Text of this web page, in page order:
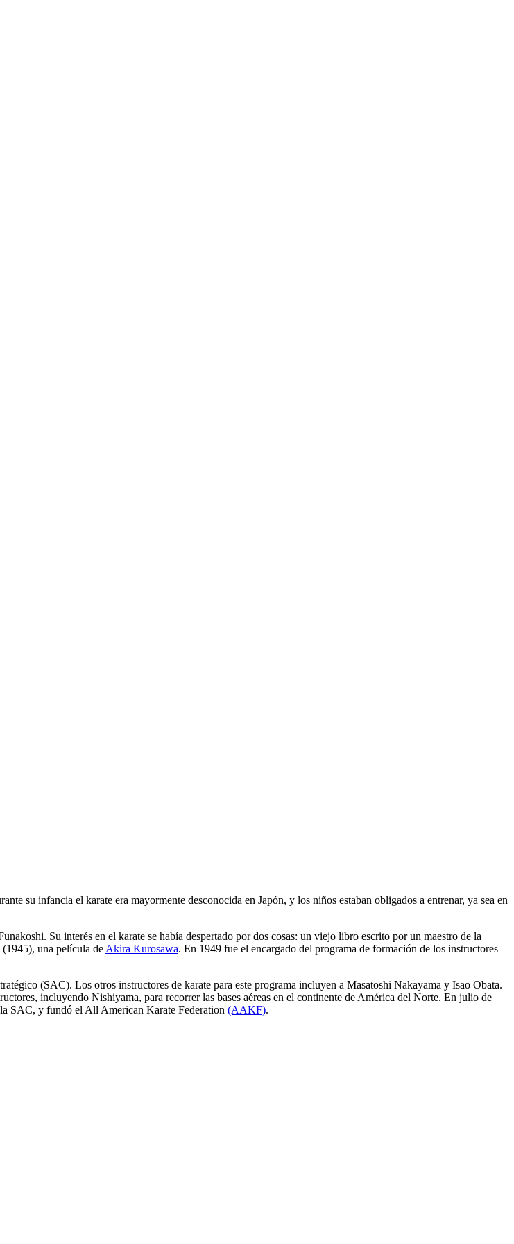
su infancia el karate era mayormente desconocida en Japón, y los niños estaban obligados a entrenar, ya sea en
Su interés en el karate se había despertado por dos cosas: un viejo libro escrito por un maestro de la
una película deAkira Kurosawa. En 1949 fue el encargado del programa de formación de los instructores
(SAC). Los otros instructores de karate para este programa incluyen a Masatoshi Nakayama y Isao Obata.
incluyendo Nishiyama, para recorrer las bases aéreas en el continente de América del Norte. En julio de
SAC, y fundó el All American Karate Federation (AAKF).